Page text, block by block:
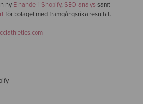
ny E-handel i Shopify, SEO-analys samt
för bolaget med framgångsrika resultat.